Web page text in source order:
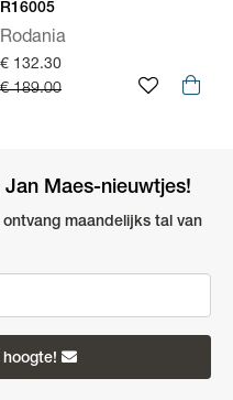
R16005
Rodania
€ 189.00
€ 132.30
Maes-nieuwtjes!
maandelijks tal van